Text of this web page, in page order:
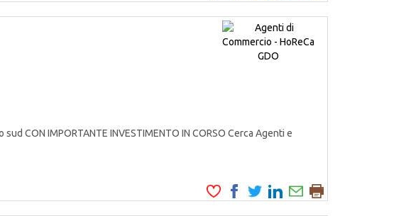
CON IMPORTANTE INVESTIMENTO IN CORSO Cerca Agenti e